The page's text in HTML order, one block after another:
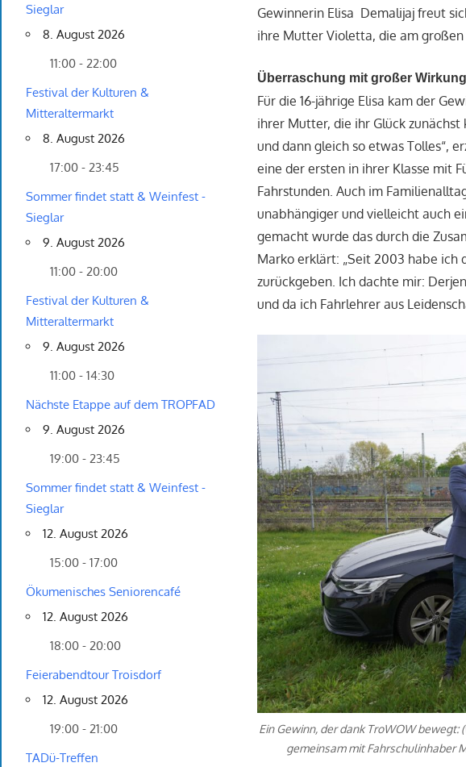
Gewinnerin Elisa Demalijaj freut
ihre Mutter Violetta, die am
Überraschung mit großer Wirkung
Für die 16-jährige Elisa kam der
ihrer Mutter, die ihr Glück
und dann gleich so etwas Tolles“,
eine der ersten in ihrer Klasse mit
Fahrstunden. Auch im
unabhängiger und vielleicht auch
gemacht wurde das durch die
Marko erklärt: „Seit 2003 habe ich
zurückgeben. Ich dachte mir:
und da ich Fahrlehrer aus
Ein Gewinn, der dank TroWOW
gemeinsam mit Fahrschulinhaber
Sieglar
8. August 2026
11:00 - 22:00
Festival der Kulturen &
Mitteraltermarkt
8. August 2026
17:00 - 23:45
Sommer findet statt & Weinfest -
Sieglar
9. August 2026
11:00 - 20:00
Festival der Kulturen &
Mitteraltermarkt
9. August 2026
11:00 - 14:30
Nächste Etappe auf dem TROPFAD
9. August 2026
19:00 - 23:45
Sommer findet statt & Weinfest -
Sieglar
12. August 2026
15:00 - 17:00
Ökumenisches Seniorencafé
12. August 2026
18:00 - 20:00
Feierabendtour Troisdorf
12. August 2026
19:00 - 21:00
TADü-Treffen